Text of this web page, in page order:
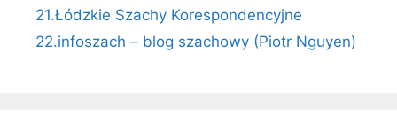
21.Łódzkie Szachy Korespondencyjne
22.infoszach – blog szachowy (Piotr Nguyen)